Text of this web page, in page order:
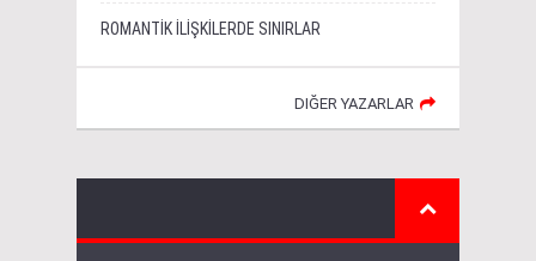
ROMANTİK İLİŞKİLERDE SINIRLAR
DIĞER YAZARLAR